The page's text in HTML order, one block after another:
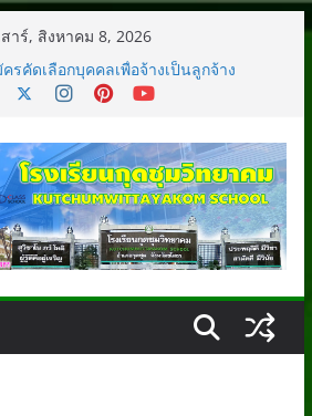
าร์, สิงหาคม 8, 2026
รคัดเลือกบุคคลเพื่อจ้างเป็นลูกจ้าง
นลูกจ้างชั่วคราว(นักการภารโรง/แม่
ผู้มีสิทธิ์เข้าร่วมกิจกรรมค่ายภาษาอังกฤษ
and Chinese camp 2025)
รเพื่อเป็นลูกจ้างชั่วคราว